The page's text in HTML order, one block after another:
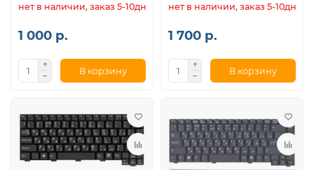
нет в наличии, заказ 5-10дн.
1 000 р.
В корзину
нет в наличии, заказ 5-10дн.
1 700 р.
В корзину